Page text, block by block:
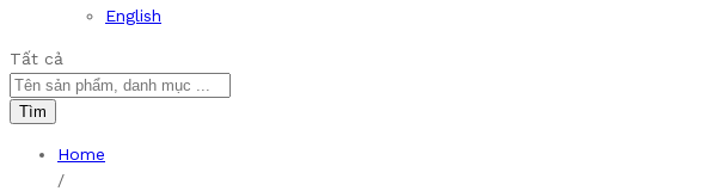
English
Tất cả
Tìm
Home
/